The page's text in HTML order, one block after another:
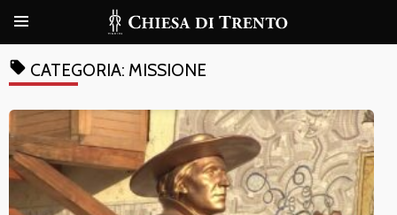
local_offer CATEGORIA: MISSIONE